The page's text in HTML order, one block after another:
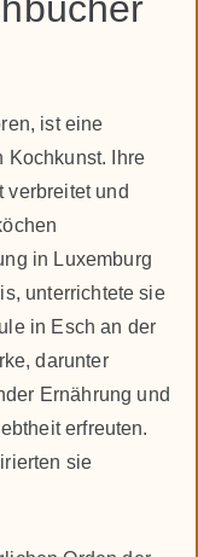
ist eine
Kochkunst. Ihre
verbreitet und
in Luxemburg
unterrichtete sie
in Esch an der
darunter
Ernährung und
erfreuten.
sie